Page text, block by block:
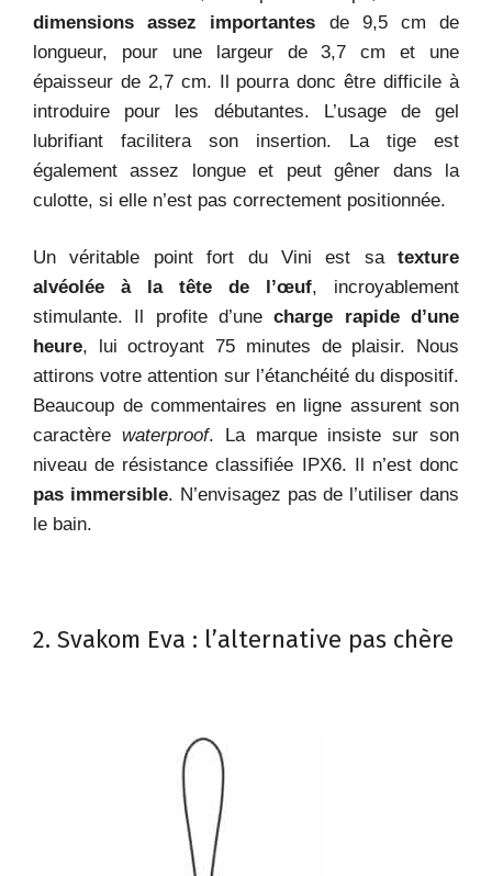
dimensions assez importantes de 9,5 cm de
longueur, pour une largeur de 3,7 cm et une
épaisseur de 2,7 cm. Il pourra donc être difficile à
introduire pour les débutantes. L’usage de gel
lubrifiant facilitera son insertion. La tige est
également assez longue et peut gêner dans la
culotte, si elle n’est pas correctement positionnée.
Un véritable point fort du Vini est sa texture
alvéolée à la tête de l’œuf, incroyablement
stimulante. Il profite d’unecharge rapide d’une
heure, lui octroyant 75 minutes de plaisir. Nous
attirons votre attention sur l’étanchéité du dispositif.
Beaucoup de commentaires en ligne assurent son
caractère waterproof. La marque insiste sur son
niveau de résistance classifiée IPX6. Il n’est donc
pas immersible. N’envisagez pas de l’utiliser dans
le bain.
2. Svakom Eva : l’alternative pas chère